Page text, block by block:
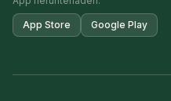
App Store Google Play